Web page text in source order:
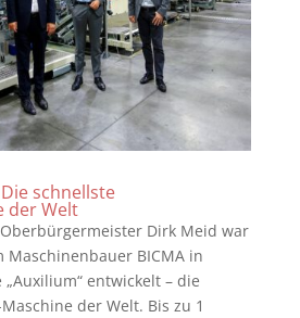
schnellste
der Welt
Dirk Meid war
Maschinenbauer BICMA in
entwickelt – die
der Welt. Bis zu 1